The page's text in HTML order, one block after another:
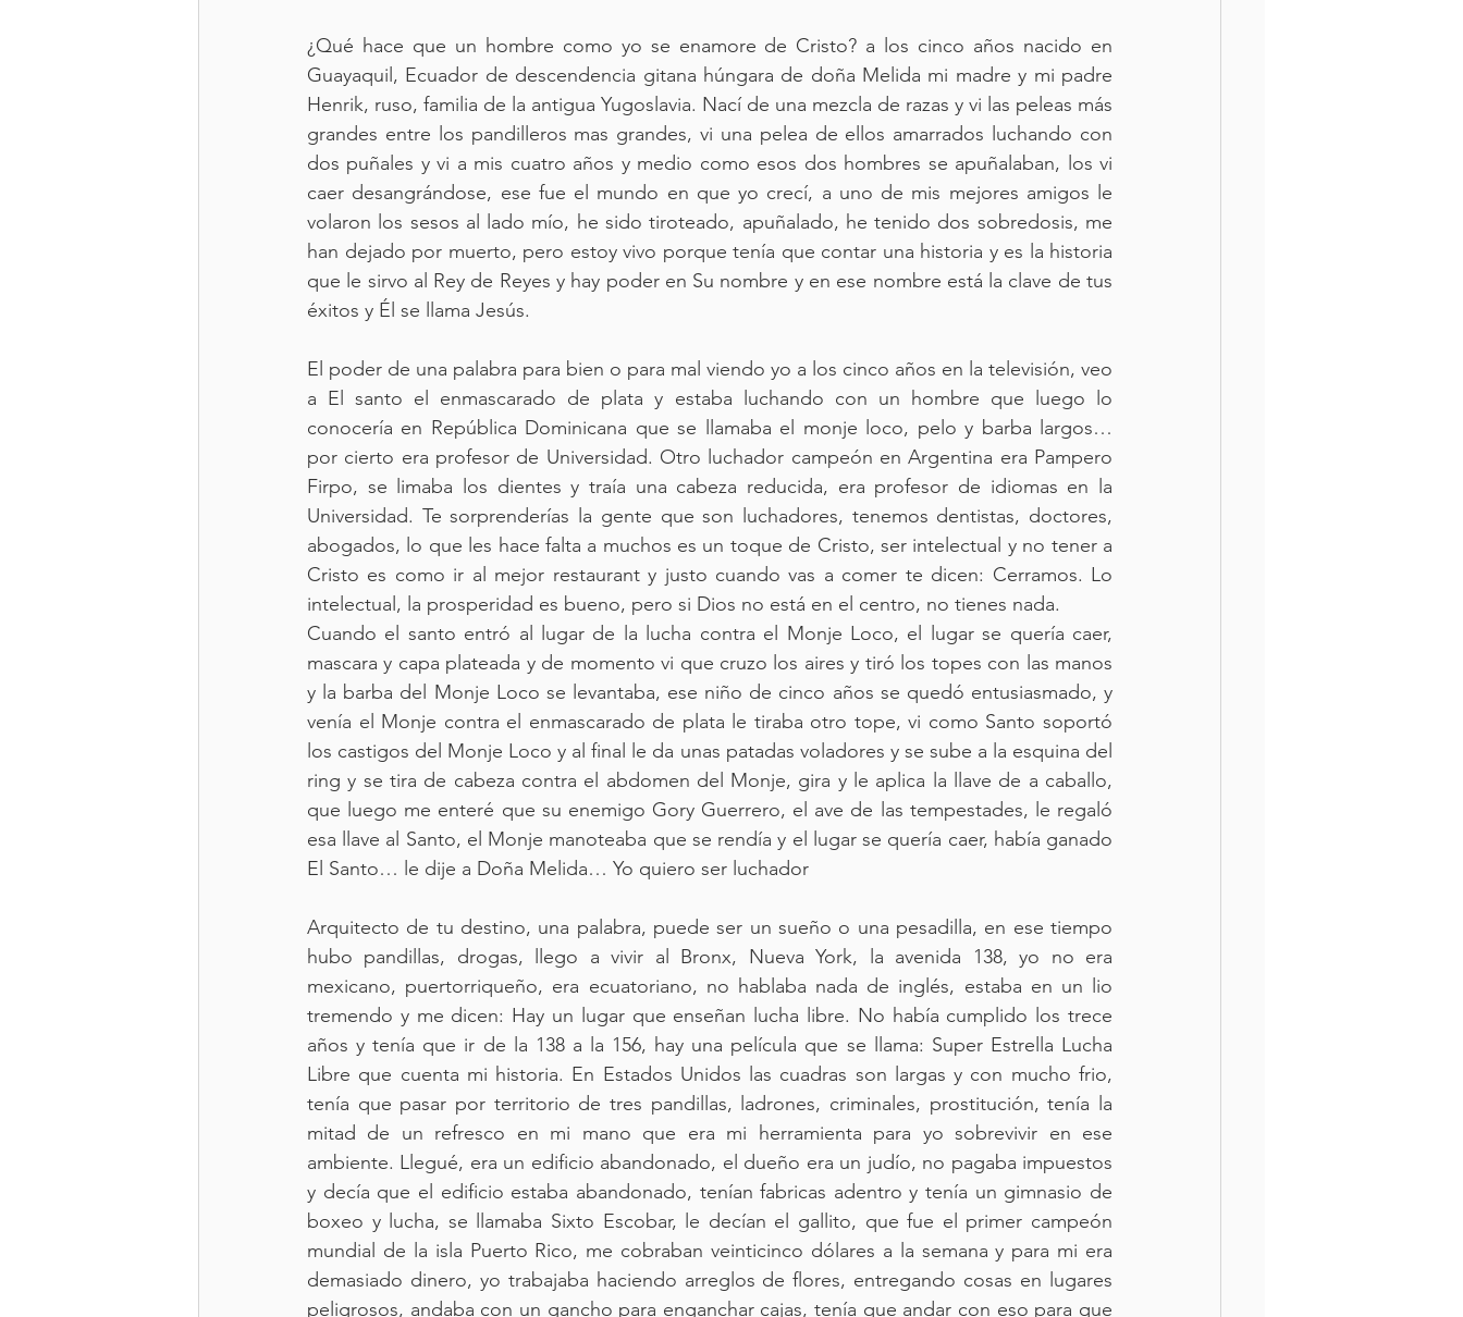
¿Qué hace que un hombre como yo se enamore de Cristo? a los cinco años nacido en
Guayaquil, Ecuador de descendencia gitana húngara de doña Melida mi madre y mi padre
Henrik, ruso, familia de la antigua Yugoslavia. Nací de una mezcla de razas y vi las peleas más
grandes entre los pandilleros mas grandes, vi una pelea de ellos amarrados luchando con
dos puñales y vi a mis cuatro años y medio como esos dos hombres se apuñalaban, los vi
caer desangrándose, ese fue el mundo en que yo crecí, a uno de mis mejores amigos le
volaron los sesos al lado mío, he sido tiroteado, apuñalado, he tenido dos sobredosis, me
han dejado por muerto, pero estoy vivo porque tenía que contar una historia y es la historia
que le sirvo al Rey de Reyes y hay poder en Su nombre y en ese nombre está la clave de tus
éxitos y Él se llama Jesús.
El poder de una palabra para bien o para mal viendo yo a los cinco años en la televisión, veo
a El santo el enmascarado de plata y estaba luchando con un hombre que luego lo
conocería en República Dominicana que se llamaba el monje loco, pelo y barba largos…
por cierto era profesor de Universidad. Otro luchador campeón en Argentina era Pampero
Firpo, se limaba los dientes y traía una cabeza reducida, era profesor de idiomas en la
Universidad. Te sorprenderías la gente que son luchadores, tenemos dentistas, doctores,
abogados, lo que les hace falta a muchos es un toque de Cristo, ser intelectual y no tener a
Cristo es como ir al mejor restaurant y justo cuando vas a comer te dicen: Cerramos. Lo
intelectual, la prosperidad es bueno, pero si Dios no está en el centro, no tienes nada.
Cuando el santo entró al lugar de la lucha contra el Monje Loco, el lugar se quería caer,
mascara y capa plateada y de momento vi que cruzo los aires y tiró los topes con las manos
y la barba del Monje Loco se levantaba, ese niño de cinco años se quedó entusiasmado, y
venía el Monje contra el enmascarado de plata le tiraba otro tope, vi como Santo soportó
los castigos del Monje Loco y al final le da unas patadas voladores y se sube a la esquina del
ring y se tira de cabeza contra el abdomen del Monje, gira y le aplica la llave de a caballo,
que luego me enteré que su enemigo Gory Guerrero, el ave de las tempestades, le regaló
esa llave al Santo, el Monje manoteaba que se rendía y el lugar se quería caer, había ganado
El Santo… le dije a Doña Melida… Yo quiero ser luchador
Arquitecto de tu destino, una palabra, puede ser un sueño o una pesadilla, en ese tiempo
hubo pandillas, drogas, llego a vivir al Bronx, Nueva York, la avenida 138, yo no era
mexicano, puertorriqueño, era ecuatoriano, no hablaba nada de inglés, estaba en un lio
tremendo y me dicen: Hay un lugar que enseñan lucha libre. No había cumplido los trece
años y tenía que ir de la 138 a la 156, hay una película que se llama: Super Estrella Lucha
Libre que cuenta mi historia. En Estados Unidos las cuadras son largas y con mucho frio,
tenía que pasar por territorio de tres pandillas, ladrones, criminales, prostitución, tenía la
mitad de un refresco en mi mano que era mi herramienta para yo sobrevivir en ese
ambiente. Llegué, era un edificio abandonado, el dueño era un judío, no pagaba impuestos
y decía que el edificio estaba abandonado, tenían fabricas adentro y tenía un gimnasio de
boxeo y lucha, se llamaba Sixto Escobar, le decían el gallito, que fue el primer campeón
mundial de la isla Puerto Rico, me cobraban veinticinco dólares a la semana y para mi era
demasiado dinero, yo trabajaba haciendo arreglos de flores, entregando cosas en lugares
peligrosos, andaba con un gancho para enganchar cajas, tenía que andar con eso para que